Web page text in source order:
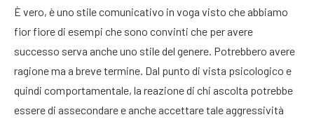
È vero, è uno stile comunicativo in voga visto che abbiamo
fior fiore di esempi che sono convinti che per avere
successo serva anche uno stile del genere. Potrebbero avere
ragione ma a breve termine. Dal punto di vista psicologico e
quindi comportamentale, la reazione di chi ascolta potrebbe
essere di assecondare e anche accettare tale aggressività